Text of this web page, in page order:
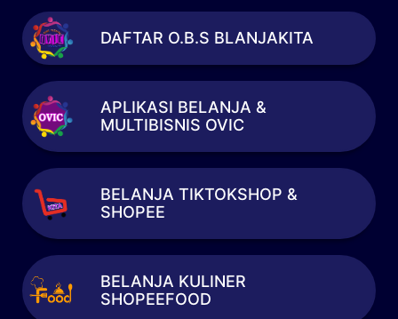
DAFTAR O.B.S BLANJAKITA
APLIKASI BELANJA &
MULTIBISNIS OVIC
BELANJA TIKTOKSHOP &
SHOPEE
BELANJA KULINER
SHOPEEFOOD